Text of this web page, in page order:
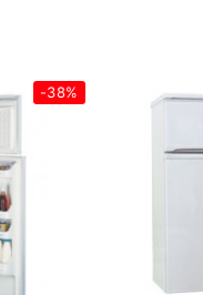
-38%